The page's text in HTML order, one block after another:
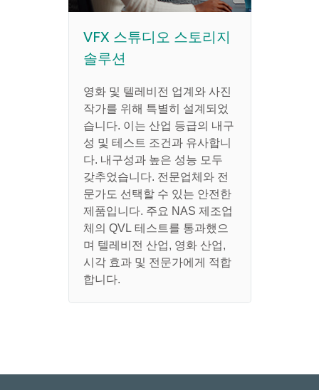
VFX 스튜디오 스토리지
솔루션
영화 및 텔레비전 업계와 사진
작가를 위해 특별히 설계되었
습니다. 이는 산업 등급의 내구
성 및 테스트 조건과 유사합니
다. 내구성과 높은 성능 모두
갖추었습니다. 전문업체와 전
문가도 선택할 수 있는 안전한
제품입니다. 주요 NAS 제조업
체의 QVL 테스트를 통과했으
며 텔레비전 산업, 영화 산업,
시각 효과 및 전문가에게 적합
합니다.